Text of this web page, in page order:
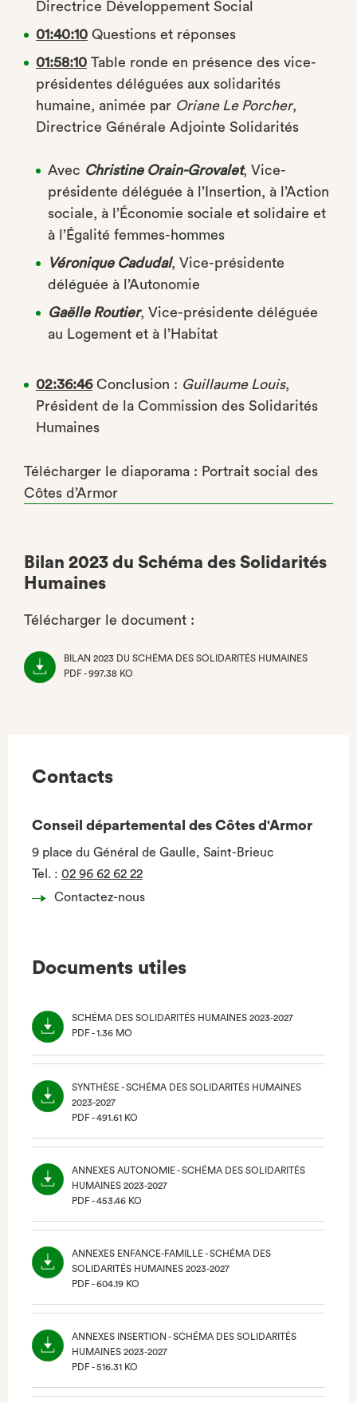
Directrice Développement Social
01:40:10 Questions et réponses
01:58:10 Table ronde en présence des vice-
présidentes déléguées aux solidarités
humaine, animée par Oriane Le Porcher,
Directrice Générale Adjointe Solidarités
Avec Christine Orain-Grovalet, Vice-
présidente déléguée à l’Insertion, à l’Action
sociale, à l’Économie sociale et solidaire et
à l’Égalité femmes-hommes
Véronique Cadudal, Vice-présidente
déléguée à l’Autonomie
Gaëlle Routier, Vice-présidente déléguée
au Logement et à l’Habitat
02:36:46Conclusion : Guillaume Louis,
Président de la Commission des Solidarités
Humaines
Télécharger le diaporama : Portrait social des
Côtes d’Armor
Bilan 2023 du Schéma des Solidarités
Humaines
Télécharger le document :
BILAN 2023 DU SCHÉMA DES SOLIDARITÉS HUMAINES
PDF - 997.38 KO
Contacts
Conseil départemental des Côtes d'Armor
9 place du Général de Gaulle, Saint-Brieuc
Tel. : 02 96 62 62 22
Contactez-nous
Documents utiles
SCHÉMA DES SOLIDARITÉS HUMAINES 2023-2027
PDF - 1.36 MO
ONGLET)
SYNTHÈSE - SCHÉMA DES SOLIDARITÉS HUMAINES
2023-2027
PDF - 491.61 KO
ONGLET)
ANNEXES AUTONOMIE - SCHÉMA DES SOLIDARITÉS
HUMAINES 2023-2027
PDF - 453.46 KO
ONGLET)
ANNEXES ENFANCE-FAMILLE - SCHÉMA DES
SOLIDARITÉS HUMAINES 2023-2027
PDF - 604.19 KO
ONGLET)
ANNEXES INSERTION - SCHÉMA DES SOLIDARITÉS
HUMAINES 2023-2027
PDF - 516.31 KO
ONGLET)